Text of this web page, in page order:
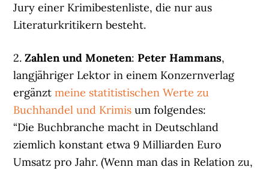
Jury einer Krimibestenliste, die nur aus
Literaturkritikern besteht.
2.Zahlen und Moneten:Peter Hammans,
langjähriger Lektor in einem Konzernverlag
ergänztmeine statitistischen Werte zu
Buchhandel und Krimis um folgendes:
“Die Buchbranche macht in Deutschland
ziemlich konstant etwa 9 Milliarden Euro
Umsatz pro Jahr. (Wenn man das in Relation zu,